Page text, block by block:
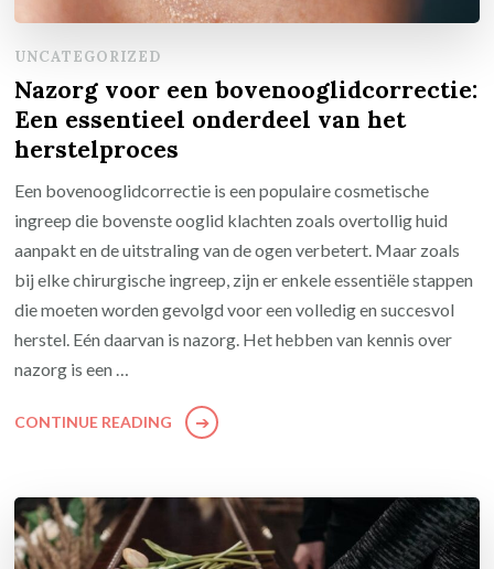
UNCATEGORIZED
Nazorg voor een bovenooglidcorrectie:
Een essentieel onderdeel van het
herstelproces
Een bovenooglidcorrectie is een populaire cosmetische
ingreep die bovenste ooglid klachten zoals overtollig huid
aanpakt en de uitstraling van de ogen verbetert. Maar zoals
bij elke chirurgische ingreep, zijn er enkele essentiële stappen
die moeten worden gevolgd voor een volledig en succesvol
herstel. Eén daarvan is nazorg. Het hebben van kennis over
nazorg is een …
CONTINUE READING